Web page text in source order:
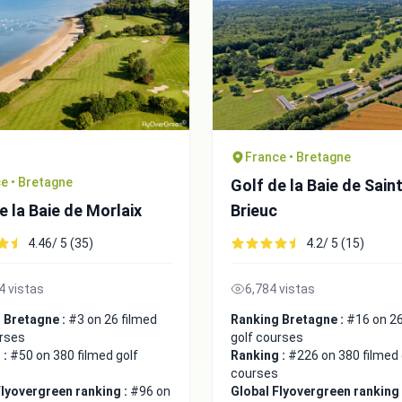
• Bretagne
la Baie de Morlaix
4.46/ 5 (35)
vistas
Bretagne : #3 on 26 filmed
: #50 on 380 filmed golf
ranking : #96 on
France • Bretagne
Golf de la Baie de
Brieuc
4.2/ 5 (15)
6,784 vistas
Ranking Bretagne : #16 on
golf courses
Ranking : #226 on 380 filmed
courses
Global Flyovergreen